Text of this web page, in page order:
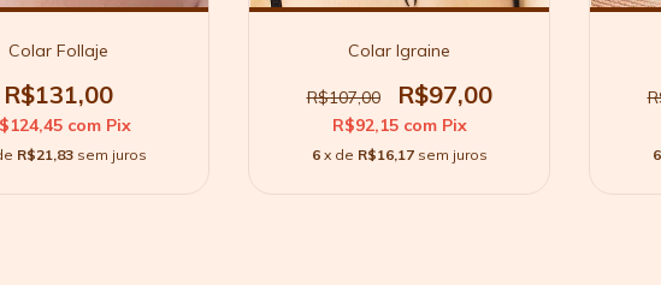
Colar Follaje
R$131,00
com Pix
R$21,83 sem juros
Colar Igraine
R$107,00 R$97,00
R$92,15 com Pix
6 x de R$16,17 sem juros 6